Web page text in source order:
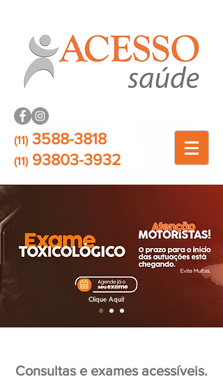
(11)3588-3818
(11)93803-3932
Clique Aqui!
Consultas e exames acessíveis.